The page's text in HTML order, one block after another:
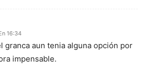
16:34
granca aun tenia alguna opción por
impensable.